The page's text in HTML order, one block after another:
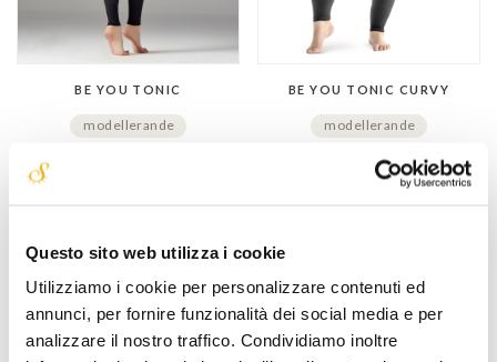
Questo sito web utilizza i cookie
Utilizziamo i cookie per personalizzare contenuti ed
annunci, per fornire funzionalità dei social media e per
analizzare il nostro traffico. Condividiamo inoltre
BE YOU TONIC
modellerande
BE YOU TONIC CURVY
modellerande
cellulitmotverkande